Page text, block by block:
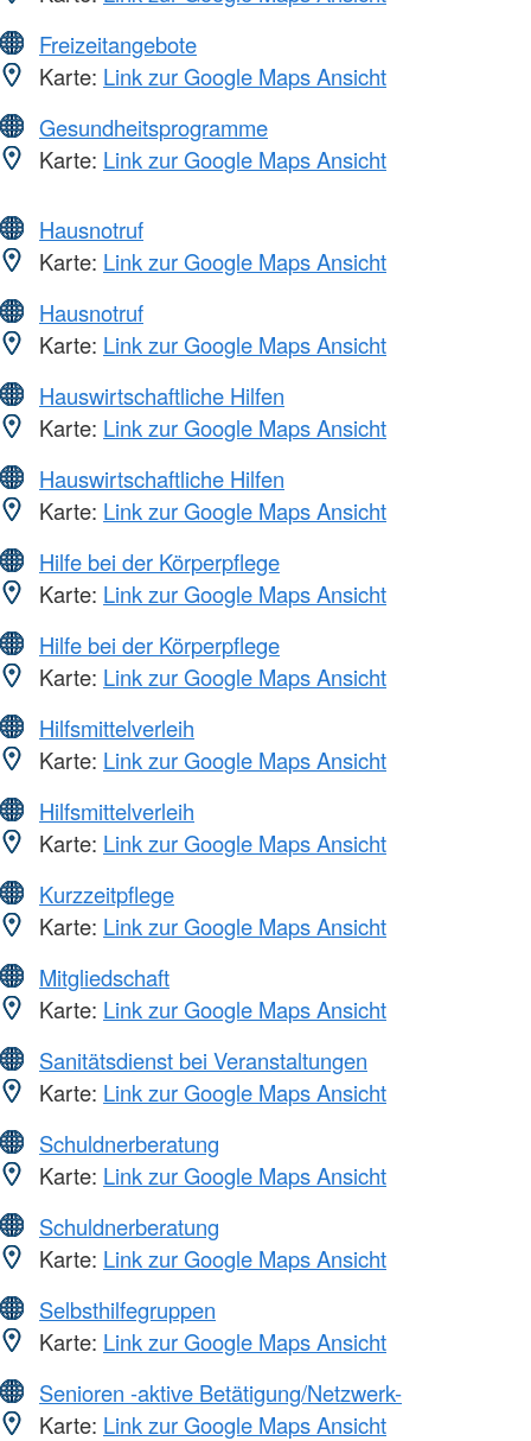
Freizeitangebote
Karte: Link zur Google Maps Ansicht
Gesundheitsprogramme
Karte: Link zur Google Maps Ansicht
Hausnotruf
Karte: Link zur Google Maps Ansicht
Hausnotruf
Karte: Link zur Google Maps Ansicht
Hauswirtschaftliche Hilfen
Karte: Link zur Google Maps Ansicht
Hauswirtschaftliche Hilfen
Karte: Link zur Google Maps Ansicht
Hilfe bei der Körperpflege
Karte: Link zur Google Maps Ansicht
Hilfe bei der Körperpflege
Karte: Link zur Google Maps Ansicht
Hilfsmittelverleih
Karte: Link zur Google Maps Ansicht
Hilfsmittelverleih
Karte: Link zur Google Maps Ansicht
Kurzzeitpflege
Karte: Link zur Google Maps Ansicht
Mitgliedschaft
Karte: Link zur Google Maps Ansicht
Sanitätsdienst bei Veranstaltungen
Karte: Link zur Google Maps Ansicht
Schuldnerberatung
Karte: Link zur Google Maps Ansicht
Schuldnerberatung
Karte: Link zur Google Maps Ansicht
Selbsthilfegruppen
Karte: Link zur Google Maps Ansicht
Senioren -aktive Betätigung/Netzwerk-
Karte: Link zur Google Maps Ansicht